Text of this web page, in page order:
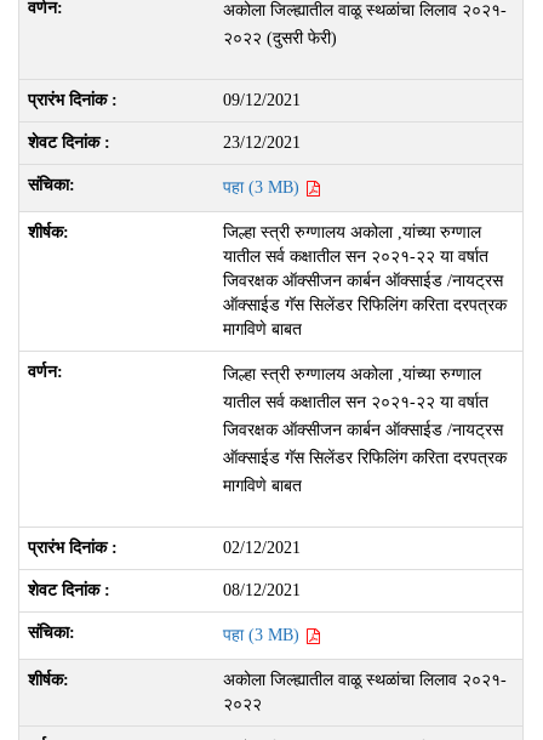
अकोला जिल्ह्यातील वाळू स्थळांचा लिलाव २०२१-
२०२२ (दुसरी फेरी)
09/12/2021
23/12/2021
पहा (3 MB)
जिल्हा स्त्री रुग्णालय अकोला ,यांच्या रुग्णाल
यातील सर्व कक्षातील सन २०२१-२२ या वर्षात
जिवरक्षक ऑक्सीजन कार्बन ऑक्साईड /नायट्रस
ऑक्साईड गॅस सिलेंडर रिफिलिंग करिता दरपत्रक
मागविणे बाबत
जिल्हा स्त्री रुग्णालय अकोला ,यांच्या रुग्णाल
यातील सर्व कक्षातील सन २०२१-२२ या वर्षात
जिवरक्षक ऑक्सीजन कार्बन ऑक्साईड /नायट्रस
ऑक्साईड गॅस सिलेंडर रिफिलिंग करिता दरपत्रक
मागविणे बाबत
02/12/2021
08/12/2021
पहा (3 MB)
अकोला जिल्ह्यातील वाळू स्थळांचा लिलाव २०२१-
२०२२